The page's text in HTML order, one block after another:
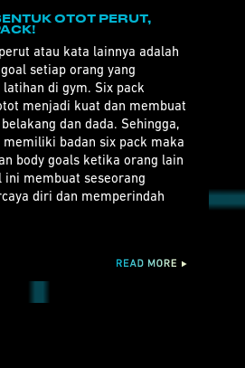
OTOT PERUT,
atau kata lainnya adalah
setiap orang yang
di gym. Six pack
menjadi kuat dan membuat
dan dada. Sehingga,
badan six pack maka
body goals ketika orang lain
ini membuat seseorang
diri dan memperindah